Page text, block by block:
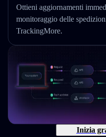
Ottieni aggiornamenti
monitoraggio delle
TrackingMore.
Inizia